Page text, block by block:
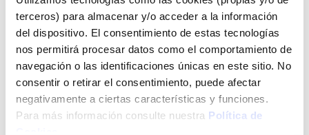
terceros) para almacenar y/o acceder a la información
del dispositivo. El consentimiento de estas tecnologías
nos permitirá procesar datos como el comportamiento de
navegación o las identificaciones únicas en este sitio. No
consentir o retirar el consentimiento, puede afectar
negativamente a ciertas características y funciones.
Para más información consulte nuestra Política de
49,01 €
Agotado
Introduce tu e-mail y te avisaremos si el artículo vuelve a
estar disponible.